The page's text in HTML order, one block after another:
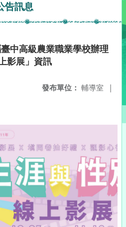
告訊息
中高級農業職業學校辦理
影展」資訊
發布單位： 輔導室 |